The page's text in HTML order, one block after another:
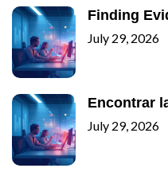
Finding
July 29, 2026
Encontrar
July 29, 2026